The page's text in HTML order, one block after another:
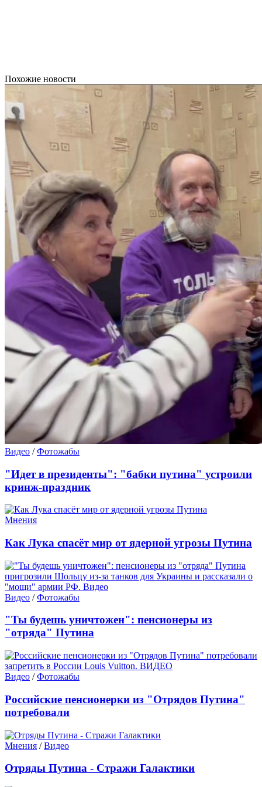
Похожие новости
Видео /Фотожабы
"Идет в президенты": "бабки путина" устроили
кринж-праздник
Мнения
Как Лука спасёт мир от ядерной угрозы Путина
Видео /Фотожабы
"Ты будешь уничтожен": пенсионеры из
"отряда" Путина
Видео /Фотожабы
Российские пенсионерки из "Отрядов Путина"
потребовали
Мнения /Видео
Отряды Путина - Стражи Галактики